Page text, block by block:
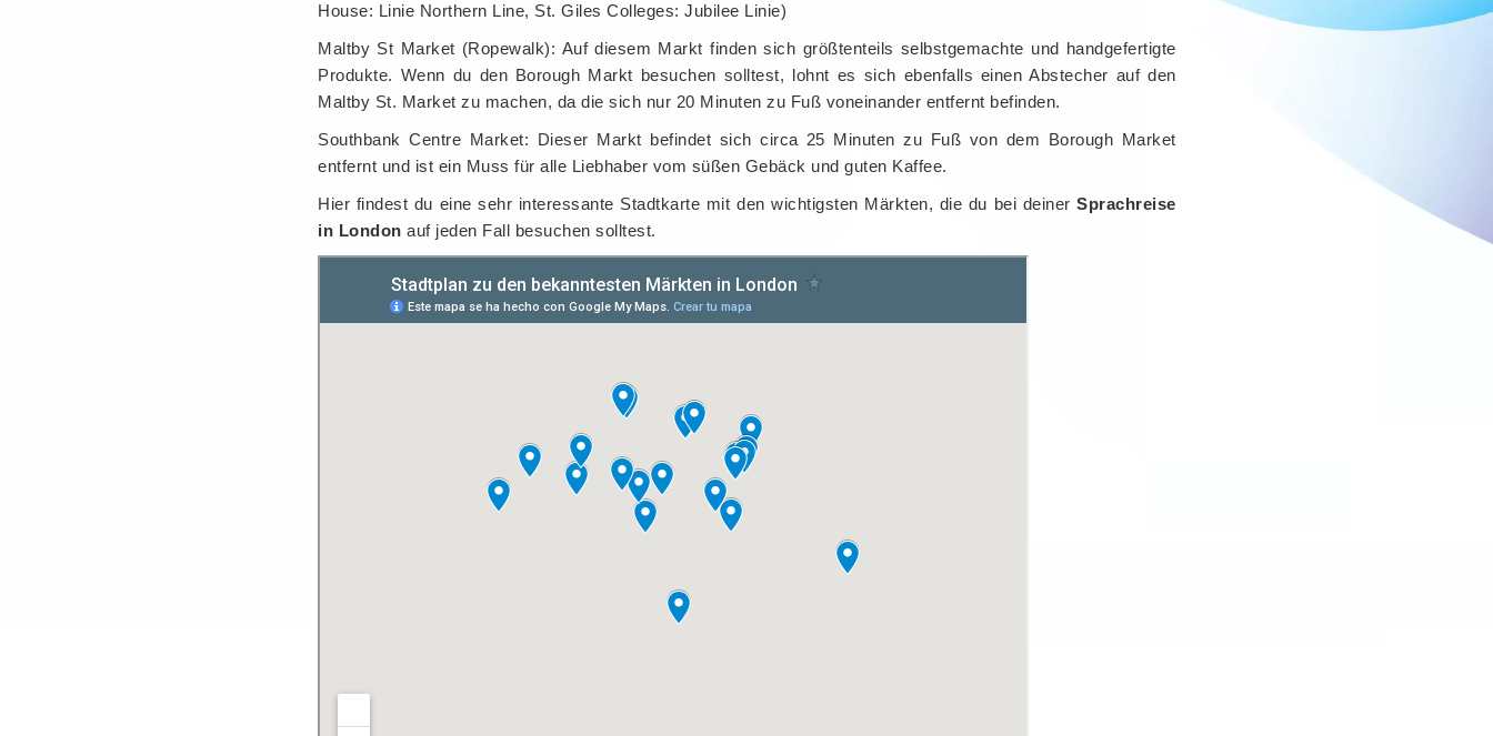
House: Linie Northern Line, St. Giles Colleges: Jubilee Linie)
Maltby St Market (Ropewalk): Auf diesem Markt finden sich größtenteils selbstgemachte und handgefertigte
Produkte. Wenn du den Borough Markt besuchen solltest, lohnt es sich ebenfalls einen Abstecher auf den
Maltby St. Market zu machen, da die sich nur 20 Minuten zu Fuß voneinander entfernt befinden.
Southbank Centre Market: Dieser Markt befindet sich circa 25 Minuten zu Fuß von dem Borough Market
entfernt und ist ein Muss für alle Liebhaber vom süßen Gebäck und guten Kaffee.
Hier findest du eine sehr interessante Stadtkarte mit den wichtigsten Märkten, die du bei deinerSprachreise
in London auf jeden Fall besuchen solltest.